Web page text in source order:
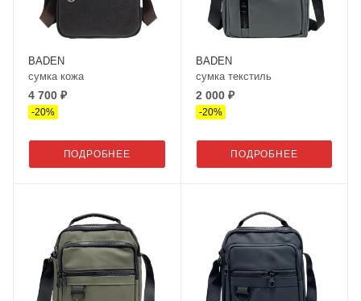
BADEN
сумка кожа
4 700 ₽
-20%
ПОДРОБНЕЕ
BADEN
сумка текстиль
2 000 ₽
-20%
ПОДРОБНЕЕ